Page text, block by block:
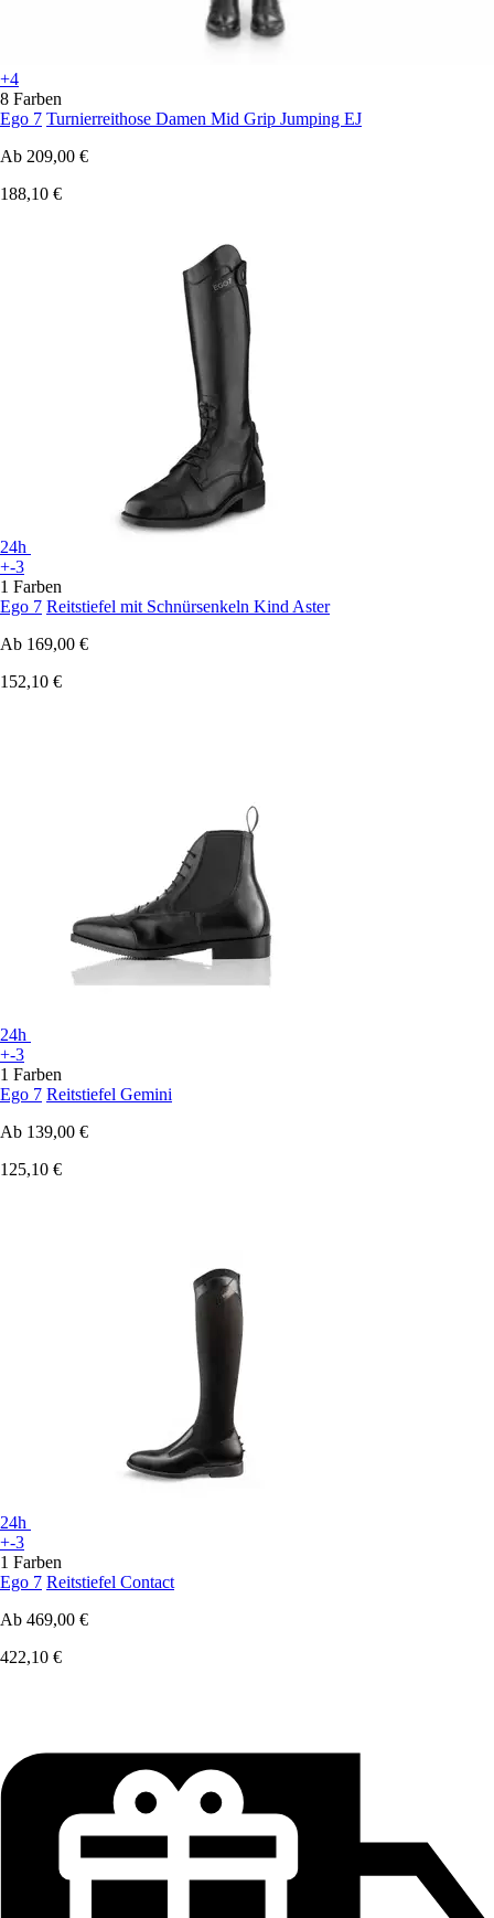
+4
8 Farben
Ego 7 Turnierreithose Damen Mid Grip Jumping EJ
Ab 209,00 €
188,10 €
24h
+-3
1 Farben
Ego 7 Reitstiefel mit Schnürsenkeln Kind Aster
Ab 169,00 €
152,10 €
24h
+-3
1 Farben
Ego 7 Reitstiefel Gemini
Ab 139,00 €
125,10 €
24h
+-3
1 Farben
Ego 7 Reitstiefel Contact
Ab 469,00 €
422,10 €